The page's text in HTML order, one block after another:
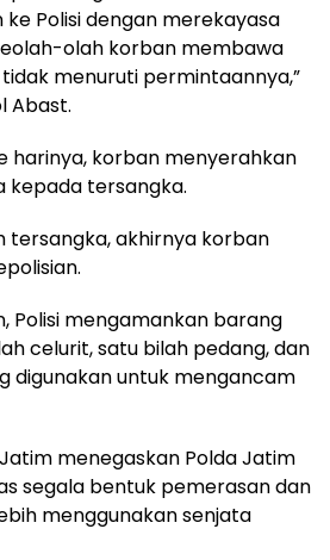
Polisi dengan merekayasa
olah korban membawa
menuruti permintaannya,”
Abast.
harinya, korban menyerahkan
kepada tersangka.
tersangka, akhirnya korban
Polisi mengamankan barang
celurit, satu bilah pedang, dan
digunakan untuk mengancam
menegaskan Polda Jatim
segala bentuk pemerasan dan
menggunakan senjata